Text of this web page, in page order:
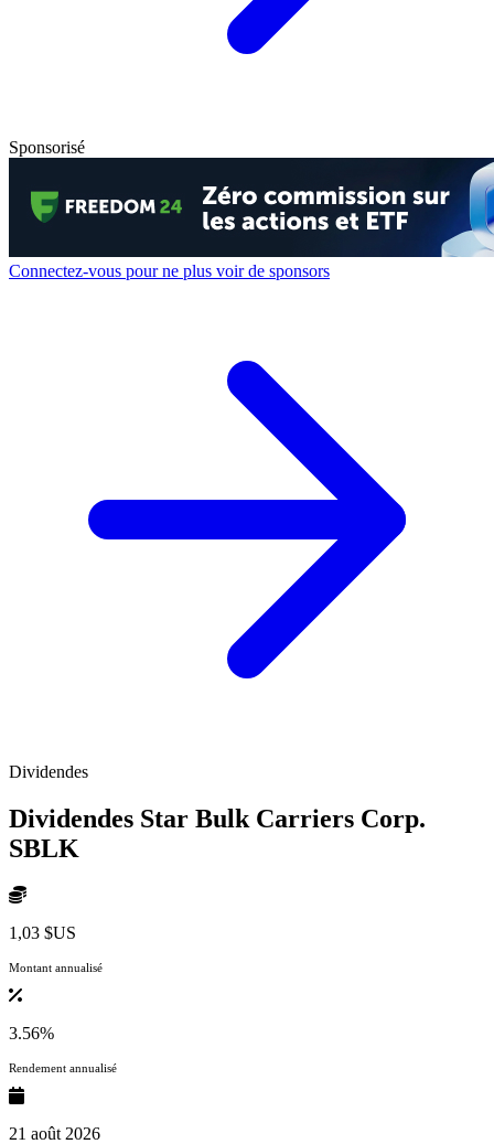
Sponsorisé
Connectez-vous pour ne plus voir de sponsors
Dividendes
Dividendes Star Bulk Carriers Corp.
SBLK
1,03 $US
Montant annualisé
3.56%
Rendement annualisé
21 août 2026